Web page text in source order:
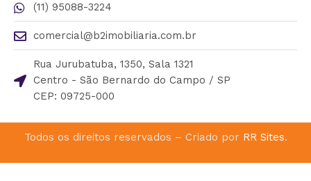
o
k
r
a
m
(11) 95088-3224
comercial@b2imobiliaria.com.br
Rua Jurubatuba, 1350, Sala 1321
Centro - São Bernardo do Campo / SP
CEP: 09725-000
Todos os direitos reservados – Criado por RR Sites.